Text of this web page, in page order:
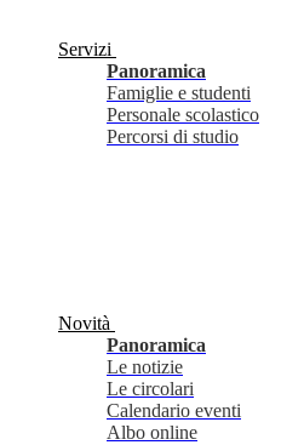
Servizi
Panoramica
Famiglie e studenti
Personale scolastico
Percorsi di studio
Novità
Panoramica
Le notizie
Le circolari
Calendario eventi
Albo online